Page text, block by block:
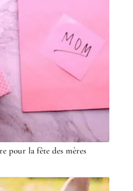
pour la fête des mères